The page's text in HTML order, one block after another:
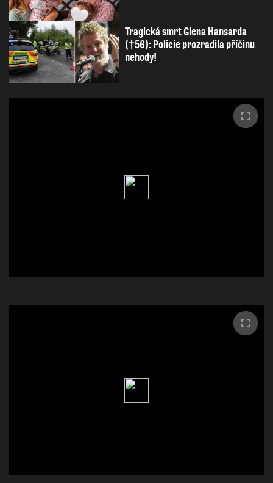
Tragická smrt Glena Hansarda
(†56): Policie prozradila příčinu
nehody!